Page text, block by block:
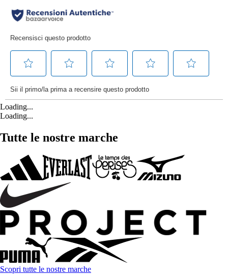
Loading...
Loading...
Tutte le nostre marche
Scopri tutte le nostre marche